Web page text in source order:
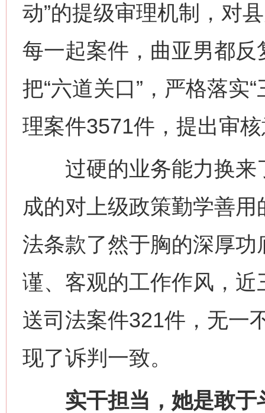
动”的提级审理机制，对
每一起案件，曲亚男都
把“六道关口”，严格落实
理案件3571件，提出审
过硬的业务能力换来
成的对上级政策勤学善
法条款了然于胸的深厚
谨、客观的工作作风，
送司法案件321件，无一
现了诉判一致。
实干担当，她是敢于